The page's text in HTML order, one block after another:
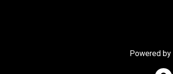
Powered by